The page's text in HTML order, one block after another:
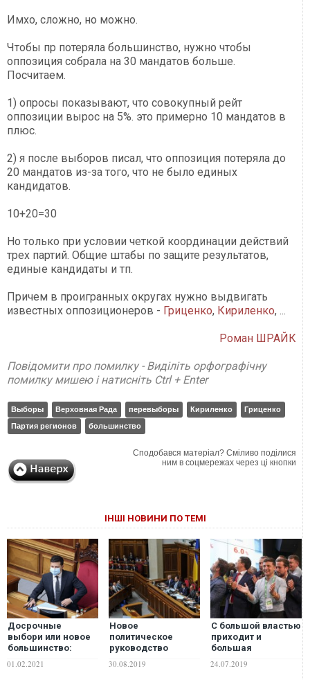
Имхо, сложно, но можно.
Чтобы пр потеряла большинство, нужно чтобы
оппозиция собрала на 30 мандатов больше.
Посчитаем.
1) опросы показывают, что совокупный рейт
оппозиции вырос на 5%. это примерно 10 мандатов в
плюс.
2) я после выборов писал, что оппозиция потеряла до
20 мандатов из-за того, что не было единых
кандидатов.
10+20=30
Но только при условии четкой координации действий
трех партий. Общие штабы по защите результатов,
единые кандидаты и тп.
Причем в проигранных округах нужно выдвигать
известных оппозиционеров - Гриценко, Кириленко, ...
Роман ШРАЙК
Повідомити про помилку - Виділіть орфографічну
помилку мишею і натисніть Ctrl + Enter
Выборы Верховная Рада перевыборы Кириленко
Гриценко
Партия регионов
большинство
Сподобався матеріал? Сміливо поділися
ним в соцмережах через ці кнопки
ІНШІ НОВИНИ ПО ТЕМІ
Досрочные
выбори или новое
большинство:
придется принять
01.02.2021
Новое
политическое
руководство
боится, что
30.08.2019
С большой властью
приходит и
большая
Валетов
24.07.2019